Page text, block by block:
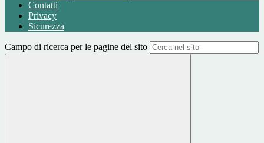
Contatti
Privacy
Sicurezza
Campo di ricerca per le pagine del sito